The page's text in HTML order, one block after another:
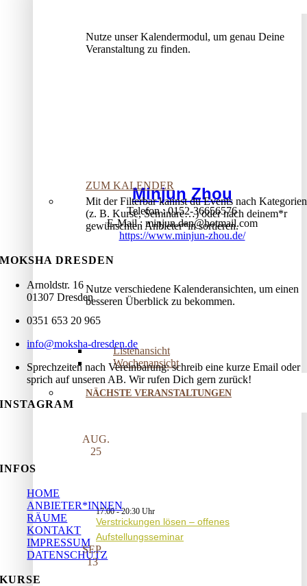
Nutze unser Kalendermodul, um genau Deine
Veranstaltung zu finden.
ZUM KALENDER
Mit der Filterbar kannst du Events nach Kategorien
(z. B. Kurse, Seminare…) oder nach deinem*r
gewünschten Anbieter*in sortieren.
Nutze verschiedene Kalenderansichten, um einen
besseren Überblick zu bekommen.
Listenansicht
Wochenansicht
NÄCHSTE VERANSTALTUNGEN
AUG.
25
17:00-20:30
Verstrickungen lösen – offenes
Aufstellungsseminar
SEP.
13
Minjun Zhou
Telefon 0152-36656576
E-Mail minjun.dan@hotmail.com
https://www.minjun-zhou.de/
MOKSHA DRESDEN
Arnoldstr. 16
01307 Dresden
0351 653 20 965
info@moksha-dresden.de
Sprechzeiten nach Vereinbarung: schreib eine kurze Email oder
sprich auf unseren AB. Wir rufen Dich gern zurück!
INSTAGRAM
INFOS
HOME
ANBIETER*INNEN
RÄUME
KONTAKT
IMPRESSUM
DATENSCHUTZ
KURSE